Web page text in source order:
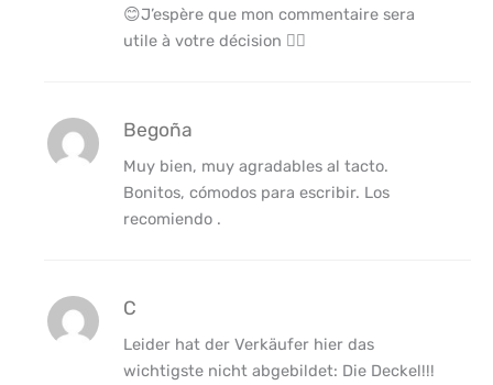
😊J’espère que mon commentaire sera
utile à votre décision 👍🏻
Begoña
Muy bien, muy agradables al tacto.
Bonitos, cómodos para escribir. Los
recomiendo .
C
Leider hat der Verkäufer hier das
wichtigste nicht abgebildet: Die Deckel!!!